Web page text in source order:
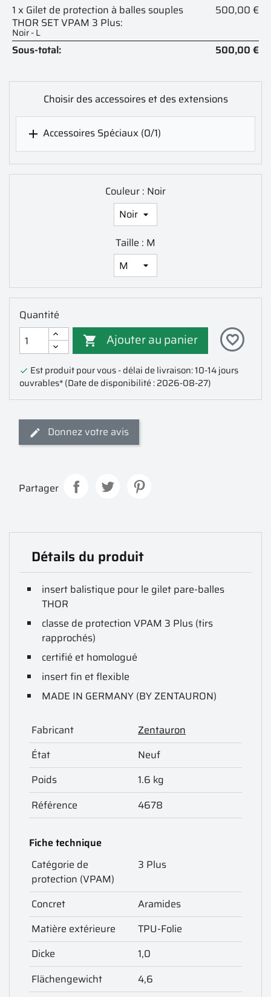
1 x Gilet de protection à balles souples
THOR SET VPAM 3 Plus:
Noir - L
500,00 €
Sous-total: 500,00 €
Choisir des accessoires et des extensions
 Accessoires Spéciaux (0/1)
Couleur : Noir
Taille : M
Quantité
 Ajouter au panier favorite_border
 Est produit pour vous - délai de livraison: 10-14 jours
ouvrables*(Date de disponibilité : 2026-08-27)
Donnez votre avis
Partager
Détails du produit
insert balistique pour le gilet pare-balles
THOR
classe de protection VPAM 3 Plus (tirs
rapprochés)
certifié et homologué
insert fin et flexible
MADE IN GERMANY (BY ZENTAURON)
Fabricant
Zentauron
État
Neuf
Poids
1.6 kg
Référence
4678
Fiche technique
Catégorie de
protection (VPAM)
3 Plus
Concret
Aramides
Matière extérieure
TPU-Folie
Dicke
1,0
Flächengewicht
4,6